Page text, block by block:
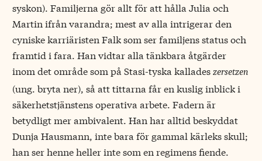
syskon). Familjerna gör allt för att hålla Julia och
Martin ifrån varandra; mest av alla intrigerar den
cyniske karriäristen Falk som ser familjens status och
framtid i fara. Han vidtar alla tänkbara åtgärder
inom det område som på Stasi-tyska kalladeszersetzen
(ung. bryta ner), så att tittarna får en kuslig inblick i
säkerhetstjänstens operativa arbete. Fadern är
betydligt mer ambivalent. Han har alltid beskyddat
Dunja Hausmann, inte bara för gammal kärleks skull;
han ser henne heller inte som en regimens fiende.